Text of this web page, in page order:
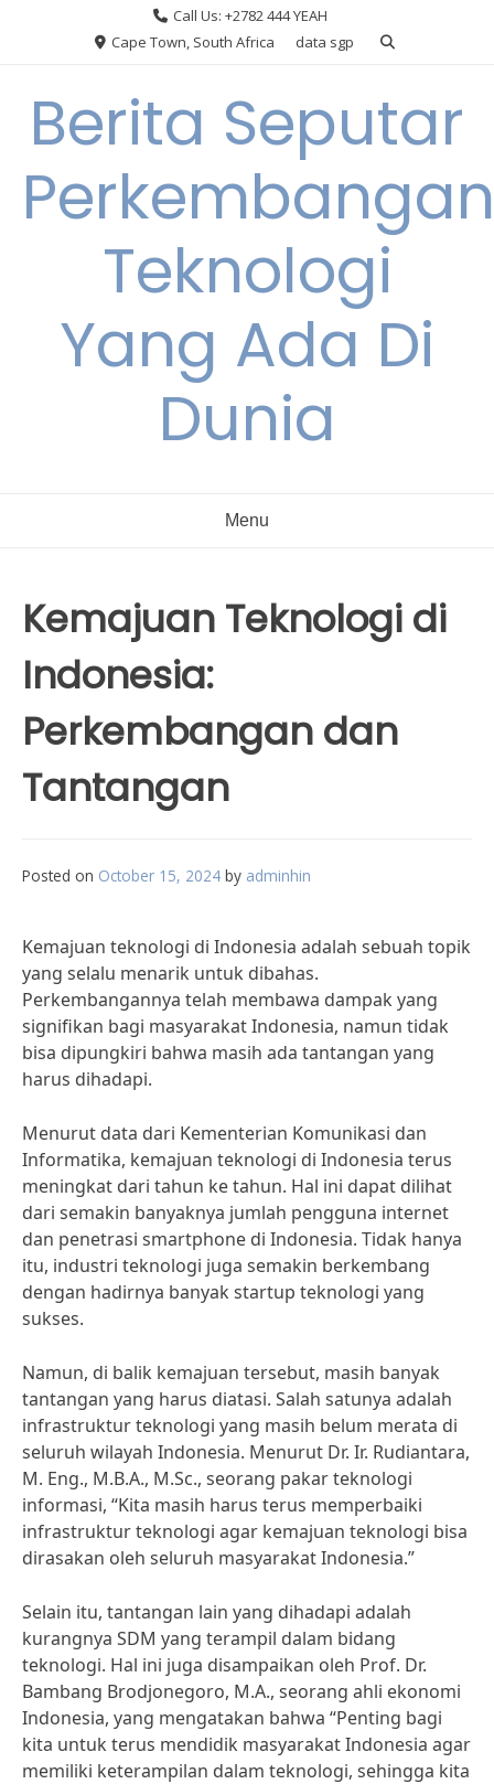
Call Us: +2782 444 YEAH
Cape Town, South Africa
data sgp
Berita Seputar
Perkembangan
Teknologi
Yang Ada Di
Dunia
Menu
Kemajuan Teknologi di
Indonesia:
Perkembangan dan
Tantangan
Posted on October 15, 2024 by adminhin
Kemajuan teknologi di Indonesia adalah sebuah topik
yang selalu menarik untuk dibahas.
Perkembangannya telah membawa dampak yang
signifikan bagi masyarakat Indonesia, namun tidak
bisa dipungkiri bahwa masih ada tantangan yang
harus dihadapi.
Menurut data dari Kementerian Komunikasi dan
Informatika, kemajuan teknologi di Indonesia terus
meningkat dari tahun ke tahun. Hal ini dapat dilihat
dari semakin banyaknya jumlah pengguna internet
dan penetrasi smartphone di Indonesia. Tidak hanya
itu, industri teknologi juga semakin berkembang
dengan hadirnya banyak startup teknologi yang
sukses.
Namun, di balik kemajuan tersebut, masih banyak
tantangan yang harus diatasi. Salah satunya adalah
infrastruktur teknologi yang masih belum merata di
seluruh wilayah Indonesia. Menurut Dr. Ir. Rudiantara,
M. Eng., M.B.A., M.Sc., seorang pakar teknologi
informasi, “Kita masih harus terus memperbaiki
infrastruktur teknologi agar kemajuan teknologi bisa
dirasakan oleh seluruh masyarakat Indonesia.”
Selain itu, tantangan lain yang dihadapi adalah
kurangnya SDM yang terampil dalam bidang
teknologi. Hal ini juga disampaikan oleh Prof. Dr.
Bambang Brodjonegoro, M.A., seorang ahli ekonomi
Indonesia, yang mengatakan bahwa “Penting bagi
kita untuk terus mendidik masyarakat Indonesia agar
memiliki keterampilan dalam teknologi, sehingga kita